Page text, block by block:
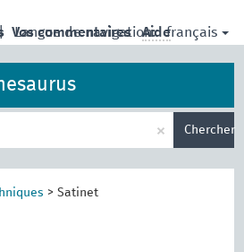
Langue de navigation: français
Vos commentaires Aide
× Chercher
>Satinet